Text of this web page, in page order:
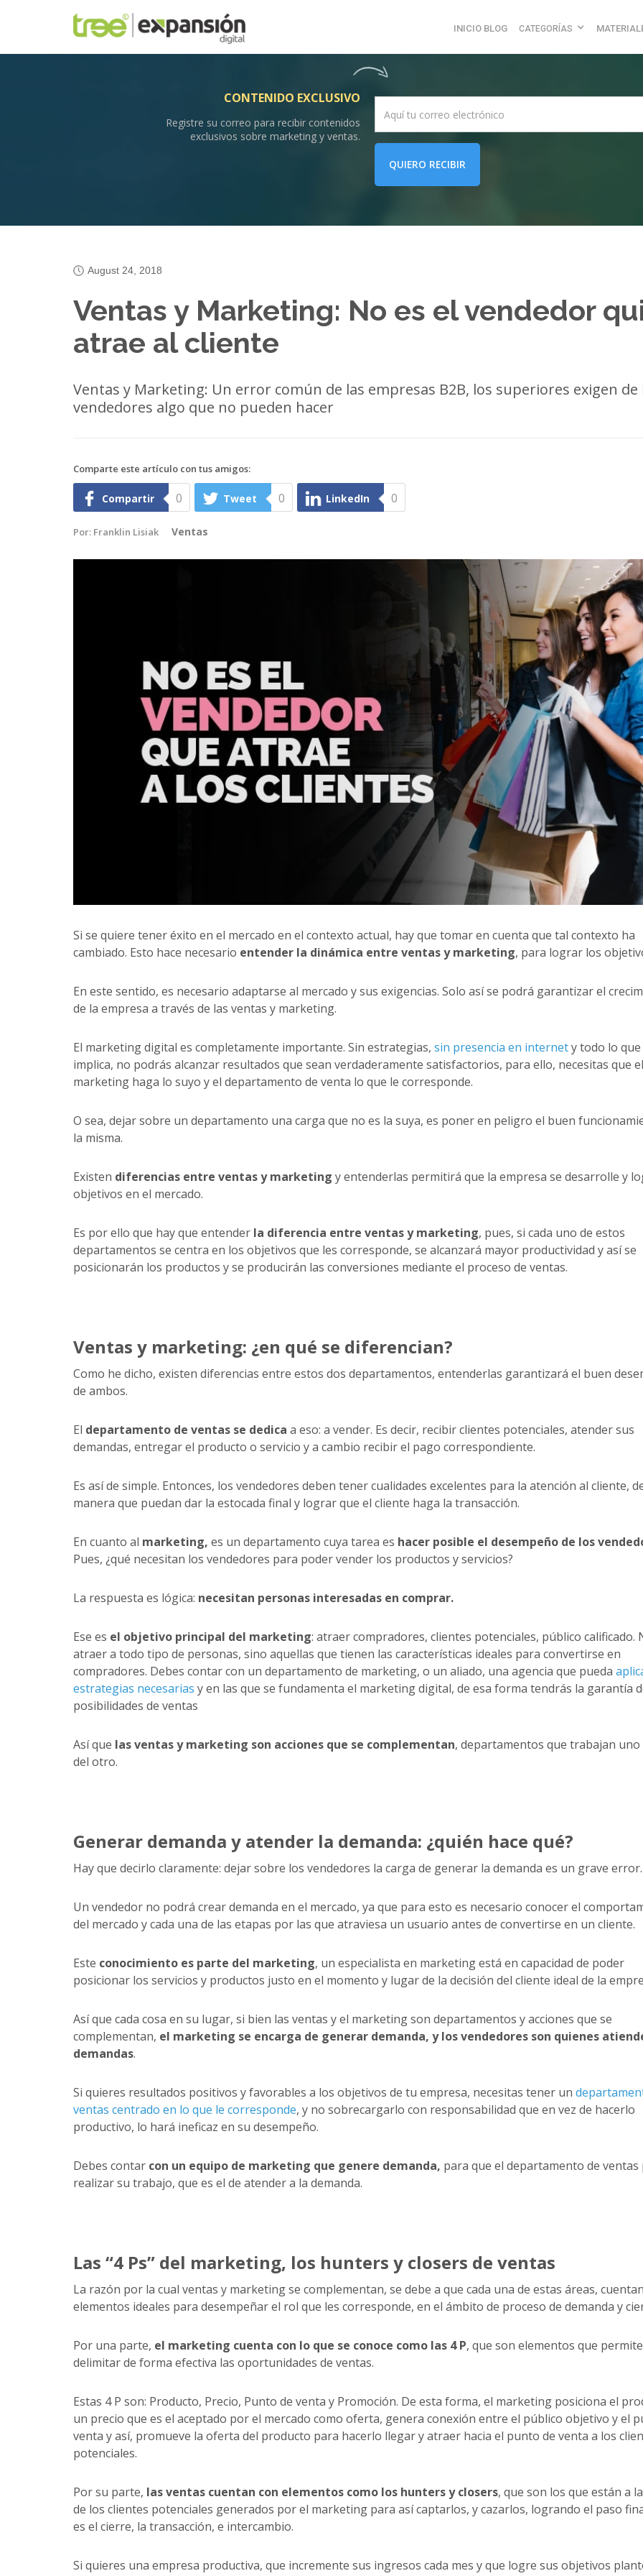
INICIO BLOG CATEGORÍAS
CONTENIDO EXCLUSIVO
Registre su correo para recibir contenidos
exclusivos sobre marketing y ventas.
QUIERO RECIBIR
August 24, 2018
Ventas y Marketing: No es el vendedor
atrae al cliente
Ventas y Marketing: Un error común de las empresas B2B, los superiores exigen de
vendedores algo que no pueden hacer
Comparte este artículo con tus amigos:
Compartir 0 Tweet 0 LinkedIn 0
Por: Franklin Lisiak Ventas
Si se quiere tener éxito en el mercado en el contexto actual, hay que tomar en cuenta que tal contexto ha
cambiado. Esto hace necesario entender la dinámica entre ventas y marketing, para lograr los
En este sentido, es necesario adaptarse al mercado y sus exigencias. Solo así se podrá garantizar el
de la empresa a través de las ventas y marketing.
El marketing digital es completamente importante. Sin estrategias, sin presencia en internety todo lo
implica, no podrás alcanzar resultados que sean verdaderamente satisfactorios, para ello, necesitas que el
marketing haga lo suyo y el departamento de venta lo que le corresponde.
O sea, dejar sobre un departamento una carga que no es la suya, es poner en peligro el buen
la misma.
Existen diferencias entre ventas y marketing y entenderlas permitirá que la empresa se desarrolle y
objetivos en el mercado.
Es por ello que hay que entender la diferencia entre ventas y marketing, pues, si cada uno de estos
departamentos se centra en los objetivos que les corresponde, se alcanzará mayor productividad y así se
posicionarán los productos y se producirán las conversiones mediante el proceso de ventas.
Ventas y marketing: ¿en qué se diferencian?
Como he dicho, existen diferencias entre estos dos departamentos, entenderlas garantizará el buen
de ambos.
El departamento de ventas se dedica a eso: a vender. Es decir, recibir clientes potenciales, atender sus
demandas, entregar el producto o servicio y a cambio recibir el pago correspondiente.
Es así de simple. Entonces, los vendedores deben tener cualidades excelentes para la atención al cliente,
manera que puedan dar la estocada final y lograr que el cliente haga la transacción.
En cuanto al marketing, es un departamento cuya tarea es hacer posible el desempeño de los
Pues, ¿qué necesitan los vendedores para poder vender los productos y servicios?
La respuesta es lógica: necesitan personas interesadas en comprar.
Ese es el objetivo principal del marketing: atraer compradores, clientes potenciales, público calificado.
atraer a todo tipo de personas, sino aquellas que tienen las características ideales para convertirse en
compradores. Debes contar con un departamento de marketing, o un aliado, una agencia que pueda
estrategias necesarias y en las que se fundamenta el marketing digital, de esa forma tendrás la garantía
posibilidades de ventas
Así que las ventas y marketing son acciones que se complementan, departamentos que trabajan
del otro.
Generar demanda y atender la demanda: ¿quién hace qué?
Hay que decirlo claramente: dejar sobre los vendedores la carga de generar la demanda es un grave error.
Un vendedor no podrá crear demanda en el mercado, ya que para esto es necesario conocer el
del mercado y cada una de las etapas por las que atraviesa un usuario antes de convertirse en un cliente.
Este conocimiento es parte del marketing, un especialista en marketing está en capacidad de poder
posicionar los servicios y productos justo en el momento y lugar de la decisión del cliente ideal de la
Así que cada cosa en su lugar, si bien las ventas y el marketing son departamentos y acciones que se
complementan, el marketing se encarga de generar demanda, y los vendedores son quienes
demandas.
Si quieres resultados positivos y favorables a los objetivos de tu empresa, necesitas tener un
ventas centrado en lo que le corresponde, y no sobrecargarlo con responsabilidad que en vez de hacerlo
productivo, lo hará ineficaz en su desempeño.
Debes contar con un equipo de marketing que genere demanda, para que el departamento de ventas
realizar su trabajo, que es el de atender a la demanda.
Las “4 Ps” del marketing, los hunters y closers de ventas
La razón por la cual ventas y marketing se complementan, se debe a que cada una de estas áreas,
elementos ideales para desempeñar el rol que les corresponde, en el ámbito de proceso de demanda y
Por una parte, el marketing cuenta con lo que se conoce como las 4 P, que son elementos que
delimitar de forma efectiva las oportunidades de ventas.
Estas 4 P son: Producto, Precio, Punto de venta y Promoción. De esta forma, el marketing posiciona el
un precio que es el aceptado por el mercado como oferta, genera conexión entre el público objetivo y el
venta y así, promueve la oferta del producto para hacerlo llegar y atraer hacia el punto de venta a los
potenciales.
Por su parte, las ventas cuentan con elementos como los hunters y closers, que son los que están a
de los clientes potenciales generados por el marketing para así captarlos, y cazarlos, logrando el paso
es el cierre, la transacción, e intercambio.
Si quieres una empresa productiva, que incremente sus ingresos cada mes y que logre sus objetivos